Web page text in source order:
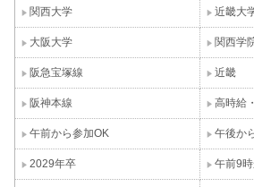
関西大学 近畿大
大阪大学 関西学
阪急宝塚線 近畿
阪神本線 高時給
午前から参加OK 午後か
2029年卒 午前9